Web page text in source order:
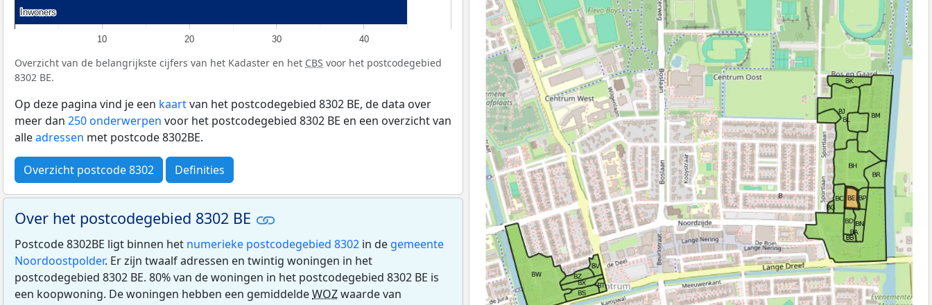
10 20 30 40
Inwoners
Inwoners
Overzicht van de belangrijkste cijfers van het Kadaster en het CBS voor het postcodegebied
8302 BE.
Op deze pagina vind je een kaartvan het postcodegebied 8302 BE, de data over
meer dan 250 onderwerpen voor het postcodegebied 8302 BE en een overzicht van
alleadressen met postcode 8302BE.
Overzicht postcode 8302 Definities
Over het postcodegebied 8302 BE
Postcode 8302BE ligt binnen het numerieke postcodegebied 8302 in de gemeente
Noordoostpolder. Er zijn twaalf adressen en twintig woningen in het
postcodegebied 8302 BE. 80% van de woningen in het postcodegebied 8302 BE is
een koopwoning. De woningen hebben een gemiddeldeWOZwaarde van